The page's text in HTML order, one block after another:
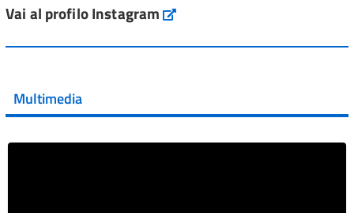
Vai al post →
Vai al post →
Vai al profilo Instagram Instagram
Multimedia